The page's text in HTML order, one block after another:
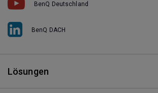
BenQ Deutschland
BenQ DACH
Lösungen